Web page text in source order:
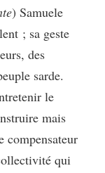
) Samuele
; sa geste
des
sarde.
le
mais
compensateur
qui